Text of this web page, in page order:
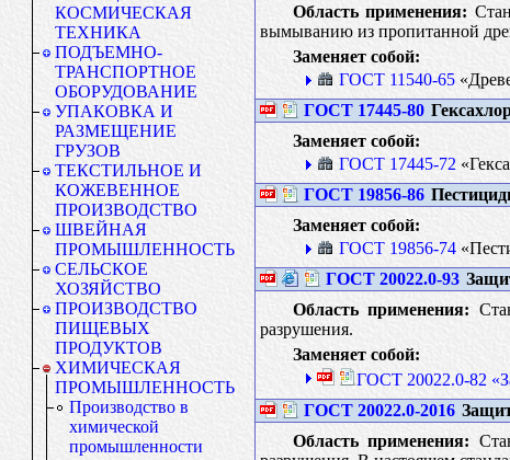
КОСМИЧЕСКАЯ
ТЕХНИКА
ПОДЪЕМНО-
ТРАНСПОРТНОЕ
ОБОРУДОВАНИЕ
УПАКОВКА И
РАЗМЕЩЕНИЕ
ГРУЗОВ
ТЕКСТИЛЬНОЕ И
КОЖЕВЕННОЕ
ПРОИЗВОДСТВО
ШВЕЙНАЯ
ПРОМЫШЛЕННОСТЬ
СЕЛЬСКОЕ
ХОЗЯЙСТВО
ПРОИЗВОДСТВО
ПИЩЕВЫХ
ПРОДУКТОВ
ХИМИЧЕСКАЯ
ПРОМЫШЛЕННОСТЬ
Производство в
химической
промышленности
Область применения:
вымыванию из пропитанной
Заменяет собой:
ГОСТ 11540-65
ГОСТ 17445-80
Заменяет собой:
ГОСТ 17445-72
ГОСТ 19856-86
Заменяет собой:
ГОСТ 19856-74
ГОСТ 20022.0-93
Область применения:
разрушения.
Заменяет собой:
ГОСТ 20022.0-82
ГОСТ 20022.0-2016
Область применения: